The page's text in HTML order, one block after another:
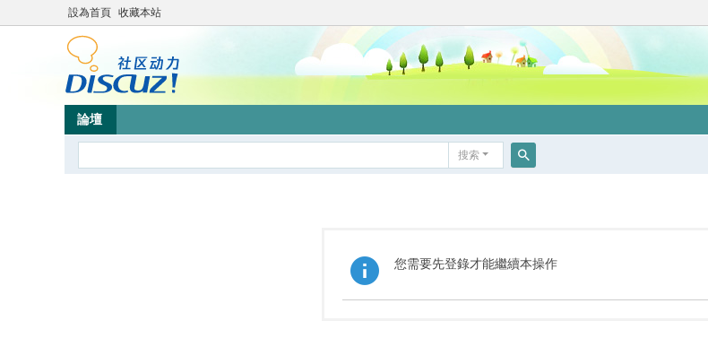
設為首頁 收藏本站
論壇
搜索
您需要先登錄才能繼續本操作